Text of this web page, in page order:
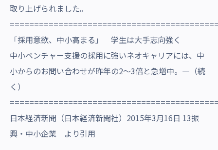
取り上げられました。
「採用意欲、中小高まる」 学生は大手志向強く
中小ベンチャー支援の採用に強いネオキャリアには、中
小からのお問い合わせが昨年の2～3倍と急増中。―（続
く）
日本経済新聞（日本経済新聞社）2015年3月16日 13振
興・中小企業 より引用